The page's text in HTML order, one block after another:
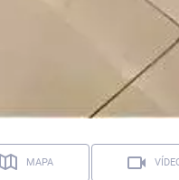
MAPA